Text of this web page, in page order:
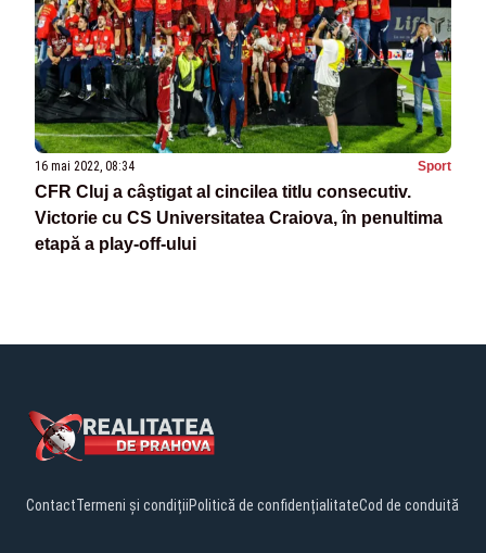
16 mai 2022, 08:34 Sport
CFR Cluj a câştigat al cincilea titlu consecutiv.
Victorie cu CS Universitatea Craiova, în penultima
etapă a play-off-ului
ContactTermeni și condițiiPolitică de confidențialitateCod de conduită